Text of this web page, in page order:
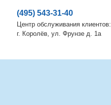
(495) 543-31-40
Центр обслуживания клиентов:
г. Королёв, ул. Фрунзе д. 1а